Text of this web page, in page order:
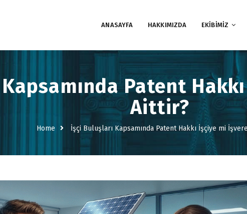
ANASAYFA HAKKIMIZDA EKİBİMİZ
Patent
Aittir?
Home İşçi Buluşları Kapsamında Patent Hakkı İşçiye mi